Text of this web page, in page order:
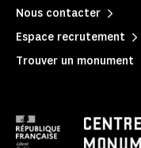
Nous contacter
Espace recrutement
Trouver un monument